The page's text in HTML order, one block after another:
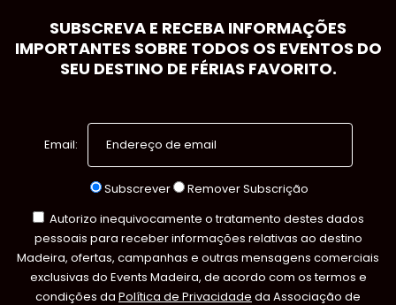
SUBSCREVA E RECEBA INFORMAÇÕES
IMPORTANTES SOBRE TODOS OS EVENTOS DO
SEU DESTINO DE FÉRIAS FAVORITO.
Email:
Subscrever
Remover Subscrição
Autorizo inequivocamente o tratamento destes dados
pessoais para receber informações relativas ao destino
Madeira, ofertas, campanhas e outras mensagens comerciais
exclusivas do Events Madeira, de acordo com os termos e
condições da Política de Privacidade da Associação de